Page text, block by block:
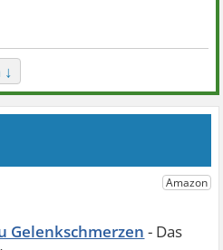
Gelenkschmerzen